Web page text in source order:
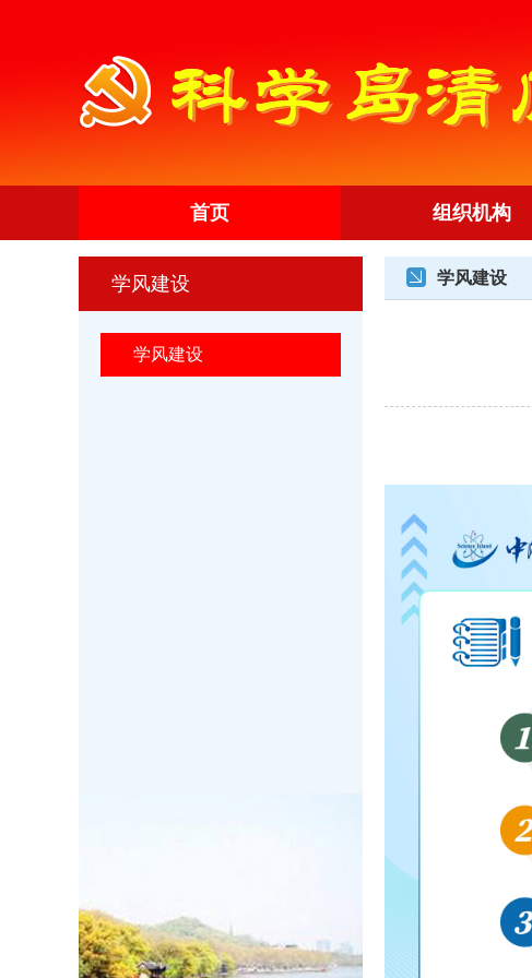
首页 组织机构
学风建设
学风建设
学风建设